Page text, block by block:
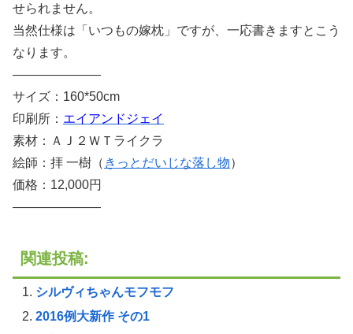
せられません。
当然仕様は「いつもの嫁枕」ですが、一応書きますとこう
なります。
———————
サイズ：160*50cm
印刷所： エイアンドジェイ
素材：ＡＪ２ＷＴライクラ
絵師：拝 一樹（ きっとだいじな落し物）
価格：12,000円
———————
関連投稿:
シルヴィちゃんモフモフ
2016例大新作 その1